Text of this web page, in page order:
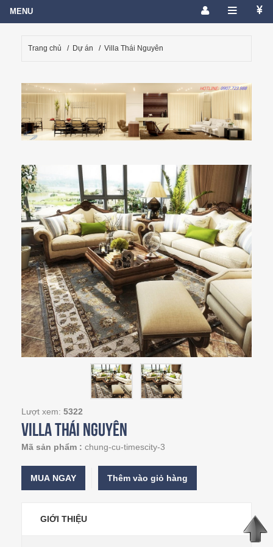
Trang chủ / Dự án / Villa Thái Nguyên
Lượt xem: 5322
Villa Thái Nguyên
Mã sản phẩm : chung-cu-timescity-3
MUA NGAY
GIỚI THIỆU